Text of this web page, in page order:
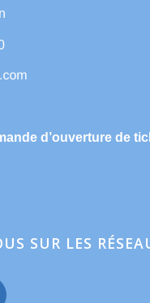
d’ouverture de
SUR LES